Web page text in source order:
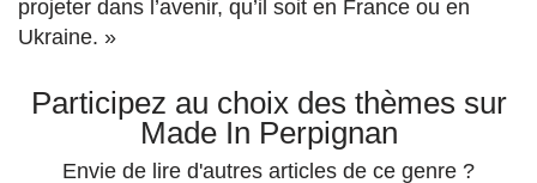
projeter dans l’avenir, qu’il soit en France ou en
Ukraine. »
Participez au choix des thèmes sur
Made In Perpignan
Envie de lire d'autres articles de ce genre ?